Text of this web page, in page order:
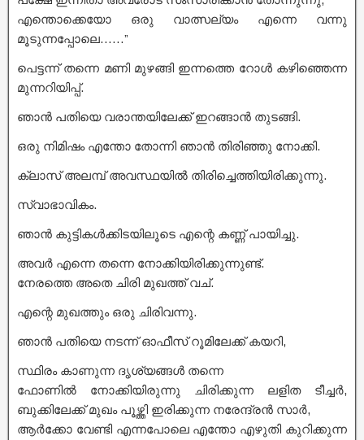
എന്തൊക്കെയോ ഒരു വാത്സല്യം എന്നെ വന്നു
മൂടുന്നപ്പോലെ……”
പെട്ടന്ന് തന്നെ മണി മുഴങ്ങി ഇന്നത്തെ റോൾ കഴിഞ്ഞെന്ന
മുന്നറിയിപ്പ്.
ഞാൻ പതിയെ വരാന്തയിലേക്ക് ഇറങ്ങാൻ തുടങ്ങി.
ഒരു നിമിഷം എന്തോ തോന്നി ഞാൻ തിരിഞ്ഞു നോക്കി.
ക്ലാസ് അലമ്പ് അവസ്ഥയിൽ തിരിച്ചെത്തിയിരിക്കുന്നു.
സ്വാഭാവികം.
ഞാൻ കുട്ടികൾക്കിടയിലൂടെ എന്റെ കണ്ണ് പായിച്ചു.
അവർ എന്നെ തന്നെ നോക്കിയിരിക്കുന്നുണ്ട്.
നേരത്തെ അതെ ചിരി മുഖത്ത് വച്.
എന്റെ മുഖത്തും ഒരു ചിരിവന്നു.
ഞാൻ പതിയെ നടന്ന് ഓഫീസ് റൂമിലേക്ക് കയറി,
സ്ഥിരം കാണുന്ന ദൃശ്യങ്ങൾ തന്നെ
ഫോണിൽ നോക്കിയിരുന്നു ചിരിക്കുന്ന ലളിത ടീച്ചർ,
ബുക്കിലേക്ക് മുഖം പൂഴ്ത്തി ഇരിക്കുന്ന നരേന്ദ്രൻ സാർ,
ആർക്കോ വേണ്ടി എന്നപോലെ എന്തോ എഴുതി കുറിക്കുന്ന